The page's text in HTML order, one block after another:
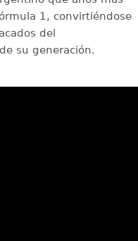
1, convirtiéndose
del
su generación.